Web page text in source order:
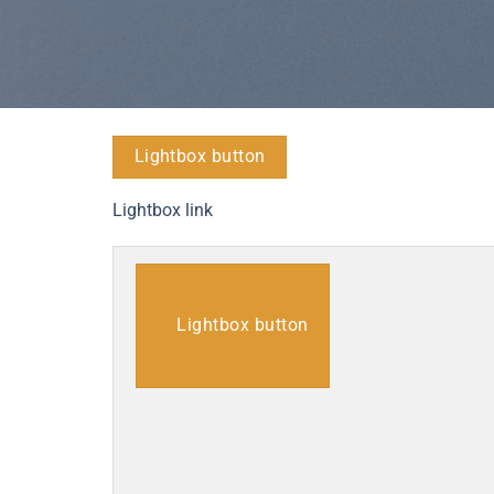
Lightbox button
Lightbox link
Lightbox button